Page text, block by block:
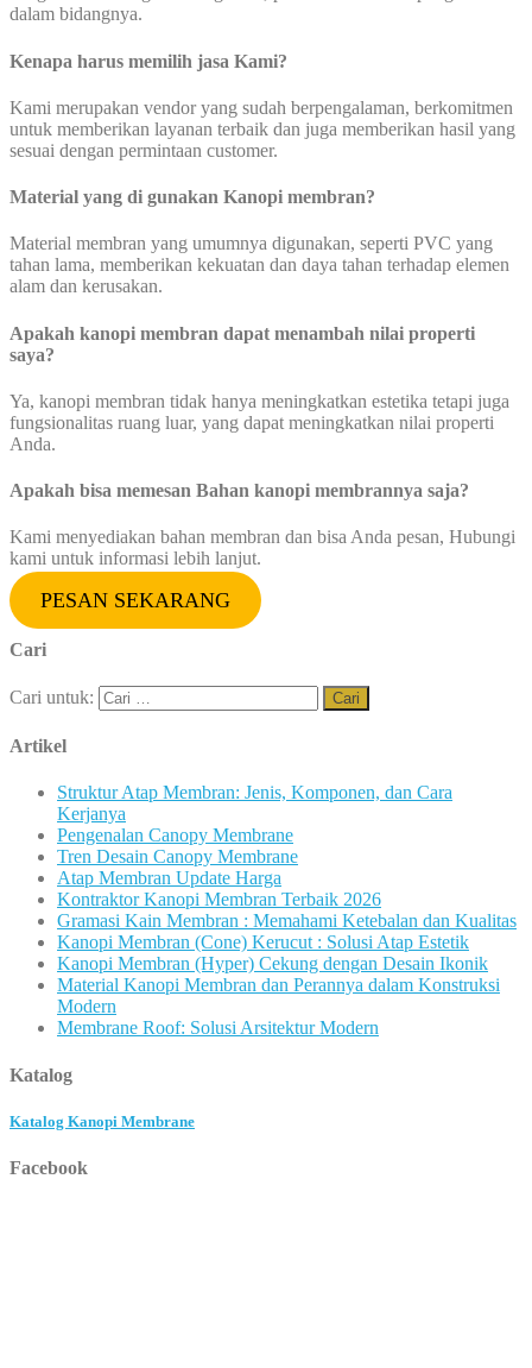
dalam bidangnya.
Kenapa harus memilih jasa Kami?
Kami merupakan vendor yang sudah berpengalaman, berkomitmen
untuk memberikan layanan terbaik dan juga memberikan hasil yang
sesuai dengan permintaan customer.
Material yang di gunakan Kanopi membran?
Material membran yang umumnya digunakan, seperti PVC yang
tahan lama, memberikan kekuatan dan daya tahan terhadap elemen
alam dan kerusakan.
Apakah kanopi membran dapat menambah nilai properti
saya?
Ya, kanopi membran tidak hanya meningkatkan estetika tetapi juga
fungsionalitas ruang luar, yang dapat meningkatkan nilai properti
Anda.
Apakah bisa memesan Bahan kanopi membrannya saja?
Kami menyediakan bahan membran dan bisa Anda pesan, Hubungi
kami untuk informasi lebih lanjut.
PESAN SEKARANG
Cari
Cari untuk:
Artikel
Struktur Atap Membran: Jenis, Komponen, dan Cara
Kerjanya
Pengenalan Canopy Membrane
Tren Desain Canopy Membrane
Atap Membran Update Harga
Kontraktor Kanopi Membran Terbaik 2026
Gramasi Kain Membran : Memahami Ketebalan dan Kualitas
Kanopi Membran (Cone) Kerucut : Solusi Atap Estetik
Kanopi Membran (Hyper) Cekung dengan Desain Ikonik
Material Kanopi Membran dan Perannya dalam Konstruksi
Modern
Membrane Roof: Solusi Arsitektur Modern
Katalog
Katalog Kanopi Membrane
Facebook